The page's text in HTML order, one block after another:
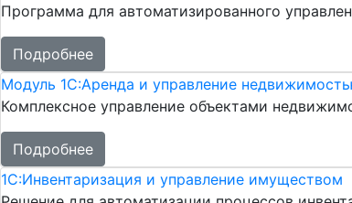
Программа для автоматизированного
Подробнее
Модуль 1С:Аренда и управление
Комплексное управление объектами
Подробнее
1С:Инвентаризация и управление имуществом